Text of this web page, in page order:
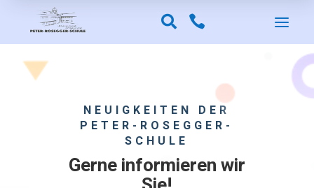
  a
NEUIGKEITEN DER
PETER-ROSEGGER-
SCHULE
Gerne informieren wir